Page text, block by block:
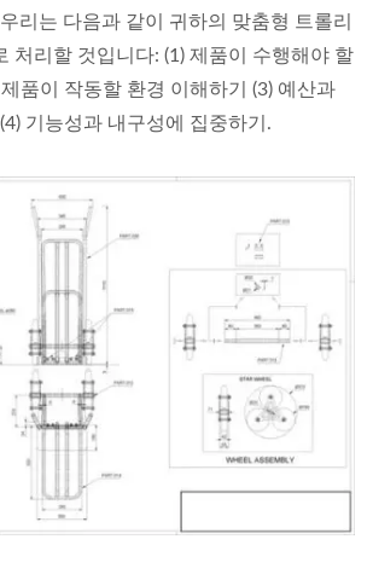
리는 다음과 같이 귀하의 맞춤형 트롤리
처리할 것입니다: (1) 제품이 수행해야 할
품이 작동할 환경 이해하기 (3) 예산과
기능성과 내구성에 집중하기.